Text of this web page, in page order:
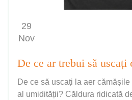
29
Nov
De ce să uscați la aer
al umidității? Căldura ridicată